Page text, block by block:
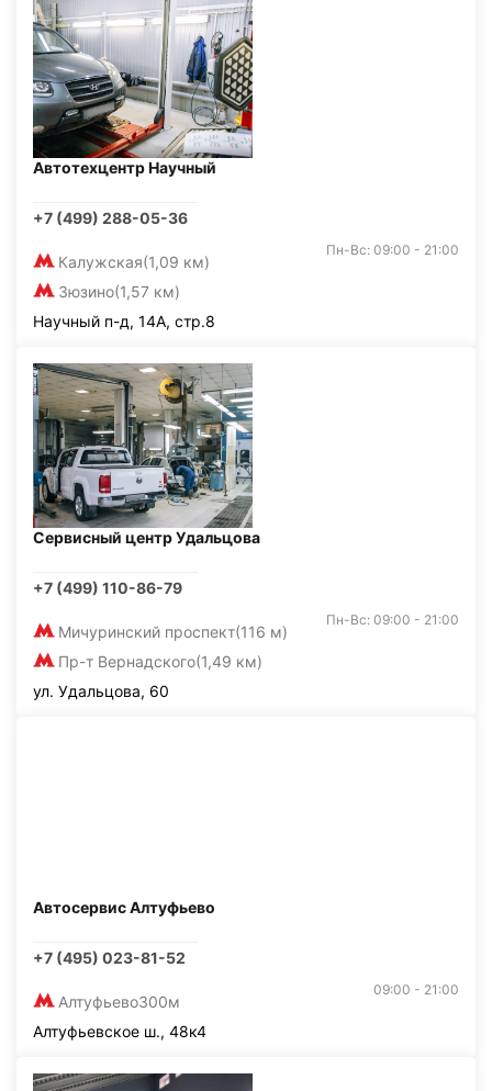
Автотехцентр Научный
+7 (499) 288-05-36
Калужская(1,09 км)
Зюзино(1,57 км)
Пн-Вс: 09:00 - 21:00
Научный п-д, 14А, стр.8
Сервисный центр Удальцова
+7 (499) 110-86-79
Мичуринский проспект(116 м)
Пр-т Вернадского(1,49 км)
Пн-Вс: 09:00 - 21:00
ул. Удальцова, 60
Автосервис Алтуфьево
+7 (495) 023-81-52
Алтуфьево300м
09:00 - 21:00
Алтуфьевское ш., 48к4